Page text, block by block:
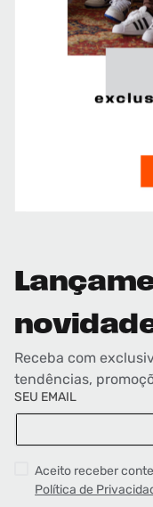
Receba com
tendências,
SEU EMAIL
Aceito receber
Política de